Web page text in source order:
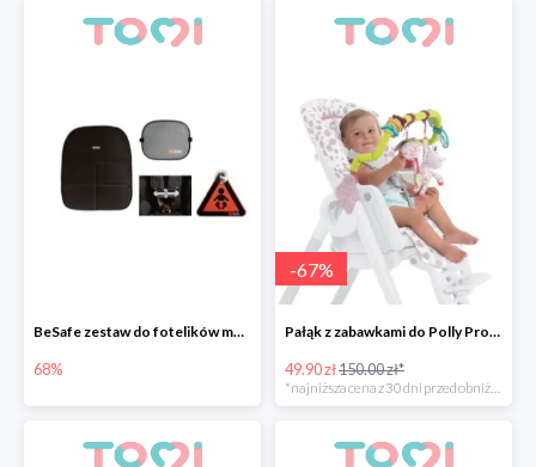
BeSafe zestaw do fotelików montowanych przodem do kierunku jazdy
68%
-67%
Pałąk z zabawkami do Polly Progress -67%
49.90 zł150.00 zł*